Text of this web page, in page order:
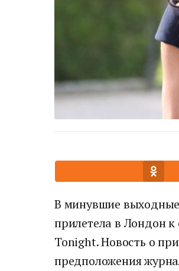
В минувшие выходные
прилетела в Лондон
Tonight. Новость о
предположения